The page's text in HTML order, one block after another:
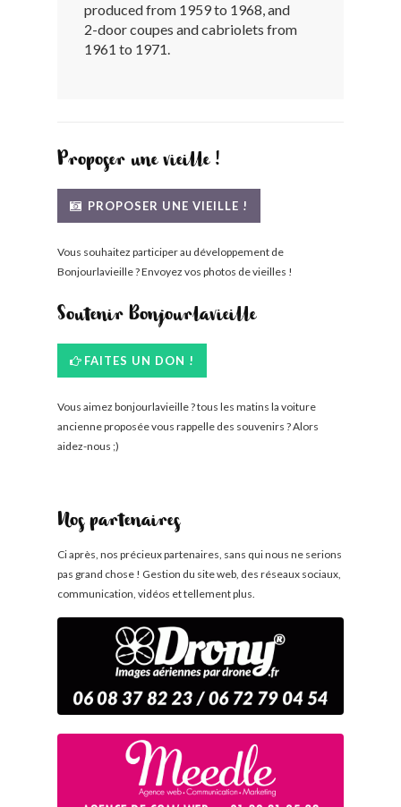
BONJOURLAVIEILLE ?
produced from 1959 to 1968, and
2-door coupes and cabriolets from
1961 to 1971.
Proposer une vieille !
PROPOSER UNE VIEILLE !
Vous souhaitez participer au développement de
Bonjourlavieille ? Envoyez vos photos de vieilles !
Soutenir Bonjourlavieille
FAITES UN DON !
Vous aimez bonjourlavieille ? tous les matins la voiture
ancienne proposée vous rappelle des souvenirs ? Alors
aidez-nous ;)
Nos partenaires
Ci après, nos précieux partenaires, sans qui nous ne serions
pas grand chose ! Gestion du site web, des réseaux sociaux,
communication, vidéos et tellement plus.